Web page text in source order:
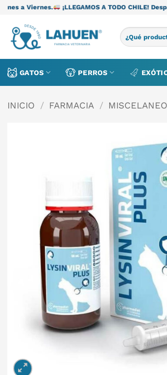
Saltar
contenido
¡LLEGAMOS A TODO CHILE! Despacho de Lunes
Buscar
por:
GATOS PERROS
INICIO / FARMACIA /